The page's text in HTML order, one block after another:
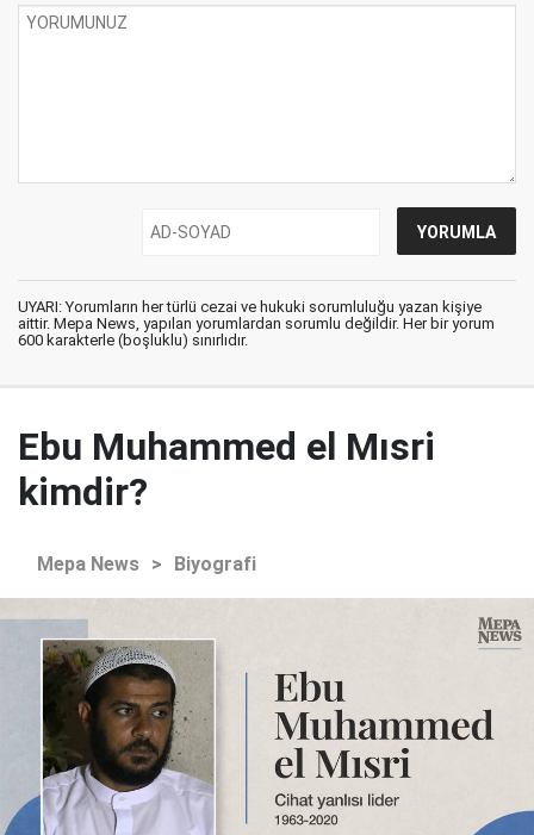
UYARI: Yorumların her türlü cezai ve hukuki sorumluluğu yazan kişiye
aittir. Mepa News, yapılan yorumlardan sorumlu değildir. Her bir yorum
600 karakterle (boşluklu) sınırlıdır.
Ebu Muhammed el Mısri
kimdir?
Mepa News > Biyografi